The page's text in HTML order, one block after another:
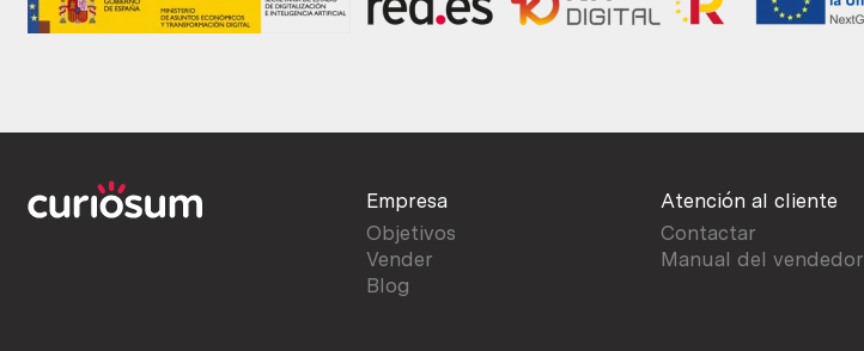
Empresa
Objetivos
Vender
Blog
Atención al cliente
Contactar
Manual del vendedor